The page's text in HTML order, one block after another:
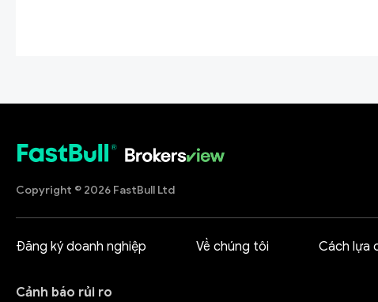
Copyright © 2026 FastBull Ltd
Đăng ký doanh nghiệp Về chúng tôi Cách lựa
Cảnh báo rủi ro